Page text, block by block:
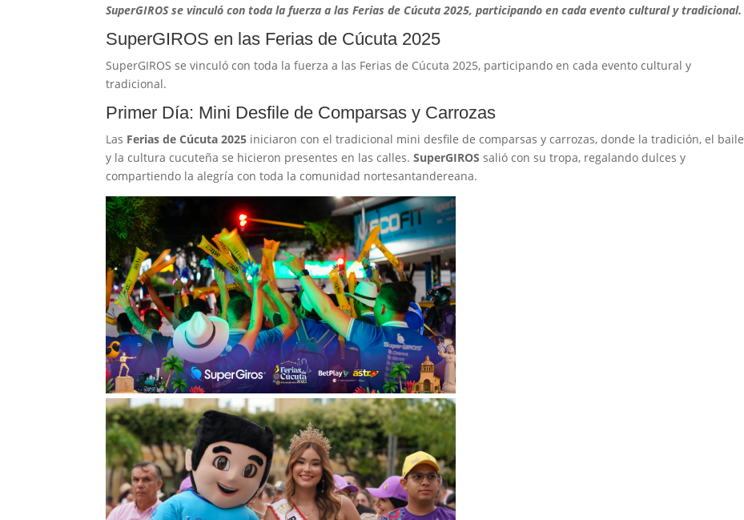
SuperGIROS se vinculó con toda la fuerza a las Ferias de Cúcuta 2025, participando en cada evento cultural y tradicional.
SuperGIROS en las Ferias de Cúcuta 2025
SuperGIROS se vinculó con toda la fuerza a las Ferias de Cúcuta 2025, participando en cada evento cultural y
tradicional.
Primer Día: Mini Desfile de Comparsas y Carrozas
Las Ferias de Cúcuta 2025 iniciaron con el tradicional mini desfile de comparsas y carrozas, donde la tradición, el baile
y la cultura cucuteña se hicieron presentes en las calles. SuperGIROS salió con su tropa, regalando dulces y
compartiendo la alegría con toda la comunidad nortesantandereana.